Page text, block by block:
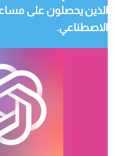
الذين يحصلون على
الاصطناعي.